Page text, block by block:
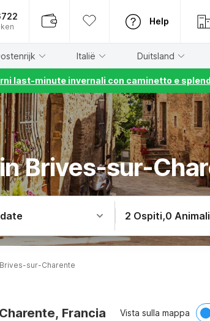
Help
Italië Duitsland
last-minute invernali con caminetto e
Brives-sur-
2 Ospiti,0 Animali
sur-Charente
Francia Vista sulla mappa